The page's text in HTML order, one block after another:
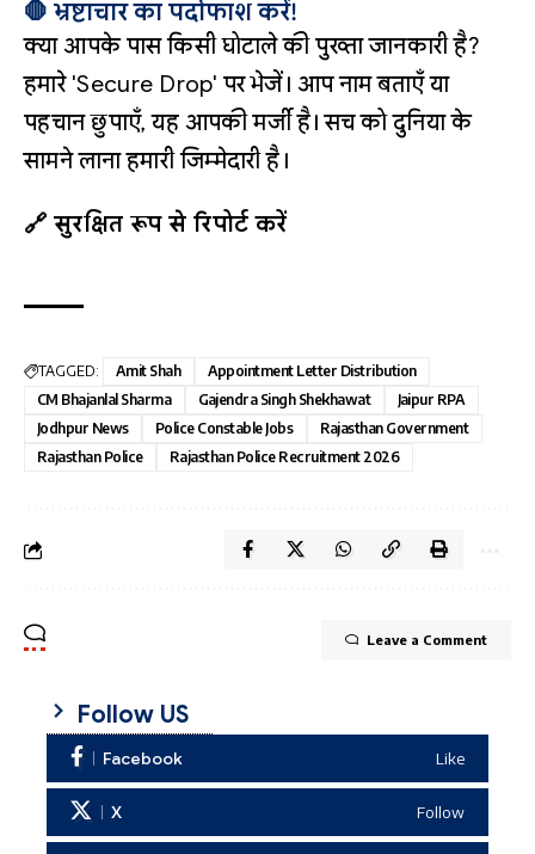
🛑 भ्रष्टाचार का पर्दाफाश करें!
क्या आपके पास किसी घोटाले की पुख्ता जानकारी है?
हमारे 'Secure Drop' पर भेजें। आप नाम बताएँ या
पहचान छुपाएँ, यह आपकी मर्जी है। सच को दुनिया के
सामने लाना हमारी जिम्मेदारी है।
🔗 सुरक्षित रूप से रिपोर्ट करें
TAGGED: Amit Shah
Appointment Letter Distribution
CM Bhajanlal Sharma
Gajendra Singh Shekhawat
Jaipur RPA
Jodhpur News
Police Constable Jobs
Rajasthan Government
Rajasthan Police
Rajasthan Police Recruitment 2026
Leave a Comment
Follow US
Facebook Like
X Follow